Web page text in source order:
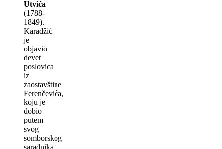
Utvića
(1788-
1849).
Karadžić
je
objavio
devet
poslovica
iz
zaostavštine
Ferenčevića,
koju je
dobio
putem
svog
somborskog
saradnika